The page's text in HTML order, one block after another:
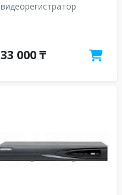
видеорегистратор
33 000 ₸